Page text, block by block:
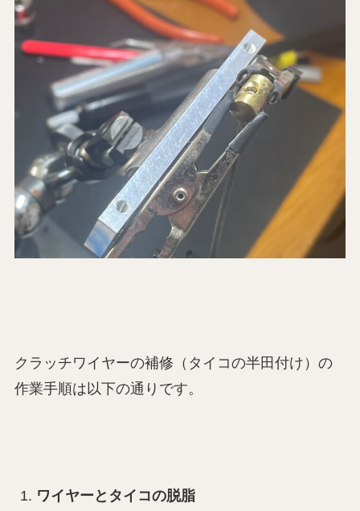
クラッチワイヤーの補修（タイコの半田付け）の
作業手順は以下の通りです。
ワイヤーとタイコの脱脂